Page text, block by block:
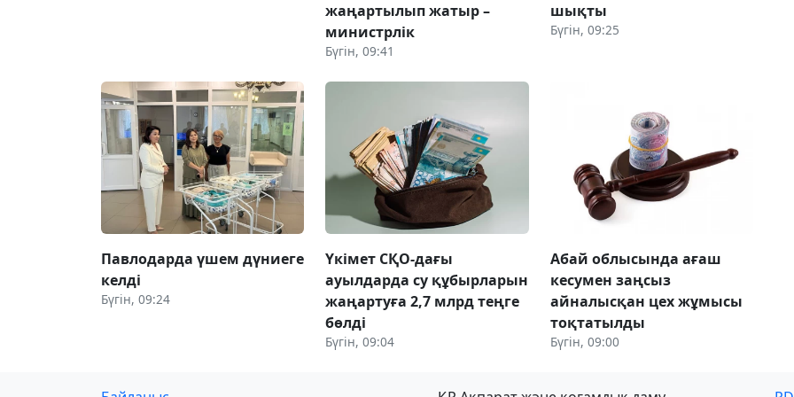
жаңартылып жатыр –
министрлік
Бүгін, 09:41
шықты
Бүгін, 09:25
Павлодарда үшем дүниеге
келді
Бүгін, 09:24
Үкімет СҚО-дағы
ауылдарда су құбырларын
жаңартуға 2,7 млрд теңге
бөлді
Бүгін, 09:04
Абай облысында ағаш
кесумен заңсыз
айналысқан цех жұмысы
тоқтатылды
Бүгін, 09:00